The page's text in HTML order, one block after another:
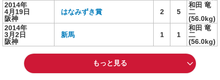
2014年
4月19日
阪神
はなみずき賞 2 5
和田 竜
二
(56.0kg)
2014年
3月2日
阪神
新馬 1 1
和田 竜
二
(56.0kg)
もっと見る